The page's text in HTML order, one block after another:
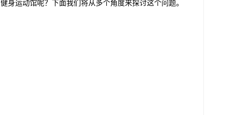
身运动馆呢？下面我们将从多个角度来探讨这个问题。